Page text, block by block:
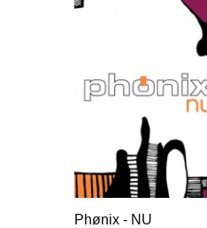
Phønix - NU